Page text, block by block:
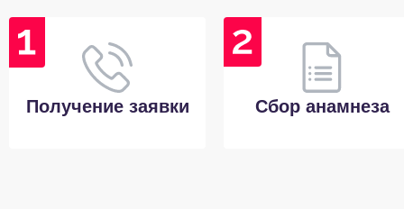
Получение заявки Сбор анамнеза